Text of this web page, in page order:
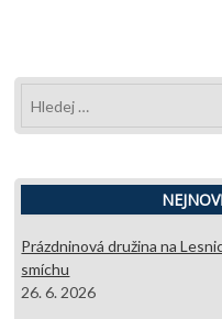
Prázdninová družina na
smíchu
26. 6. 2026